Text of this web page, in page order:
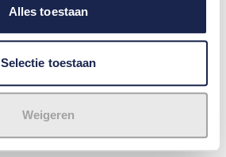
Alles toestaan
Selectie toestaan
Weigeren